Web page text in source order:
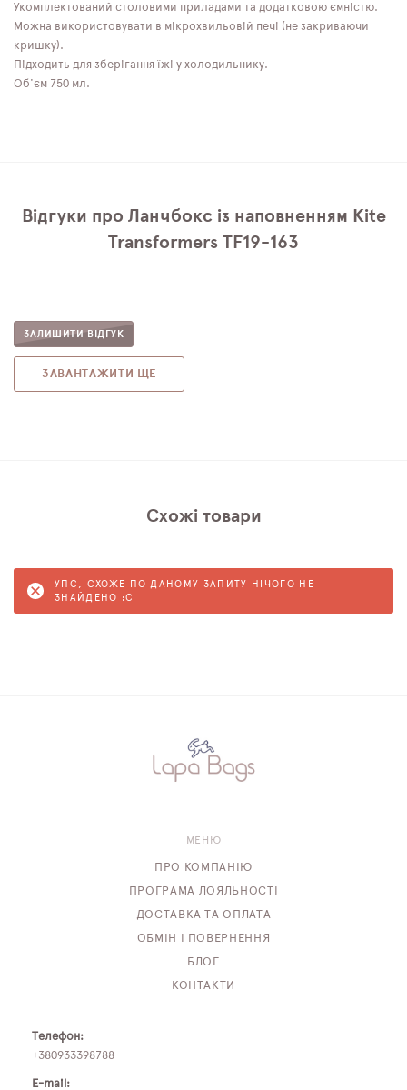
Укомплектований столовими приладами та додатковою ємністю.
Можна використовувати в мікрохвильовій печі (не закриваючи
кришку).
Підходить для зберігання їжі у холодильнику.
Об'єм 750 мл.
Відгуки про Ланчбокс із наповненням Kite
Transformers TF19-163
ЗАЛИШИТИ ВІДГУК
ЗАВАНТАЖИТИ ЩЕ
Схожі товари
УПС, СХОЖЕ ПО ДАНОМУ ЗАПИТУ НІЧОГО НЕ
ЗНАЙДЕНО :C
МЕНЮ
ПРО КОМПАНІЮ
ПРОГРАМА ЛОЯЛЬНОСТІ
ДОСТАВКА ТА ОПЛАТА
ОБМІН І ПОВЕРНЕННЯ
БЛОГ
КОНТАКТИ
Телефон:
+380933398788
E-mail: